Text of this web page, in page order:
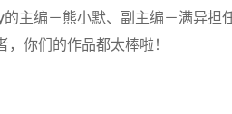
主编－熊小默、副主编－满异担
你们的作品都太棒啦！